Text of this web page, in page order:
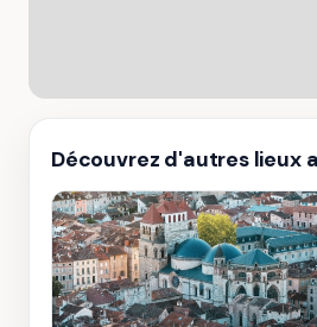
Découvrez d'autres lieux